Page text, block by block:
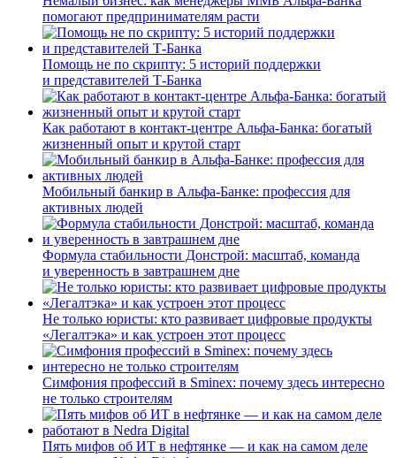
помогают предпринимателям расти
Помощь не по скрипту: 5 историй поддержки
и представителей Т-Банка
Как работают в контакт-центре Альфа-Банка: богатый
жизненный опыт и крутой старт
Мобильный банкир в Альфа-Банке: профессия для
активных людей
Формула стабильности Донстрой: масштаб, команда
и уверенность в завтрашнем дне
Не только юристы: кто развивает цифровые продукты
«Легалтэка» и как устроен этот процесс
Симфония профессий в Sminex: почему здесь интересно
не только строителям
Пять мифов об ИТ в нефтянке — и как на самом деле